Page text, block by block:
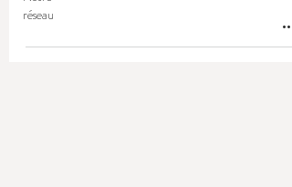
réseau